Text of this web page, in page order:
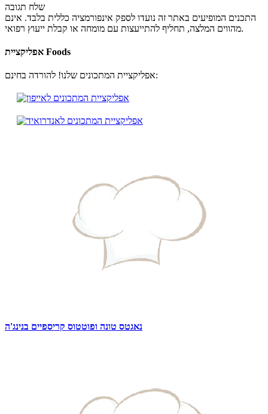
שלח תגובה
התכנים המופיעים באתר זה נועדו לספק אינפורמציה כללית בלבד. אינם
מהווים המלצה, תחליף להתייעצות עם מומחה או קבלת ייעוץ רפואי.
אפליקציית Foods
אפליקציית המתכונים שלנו! להורדה בחינם:
נאגטס טונה ופוטטוס קריספיים בנינג'ה